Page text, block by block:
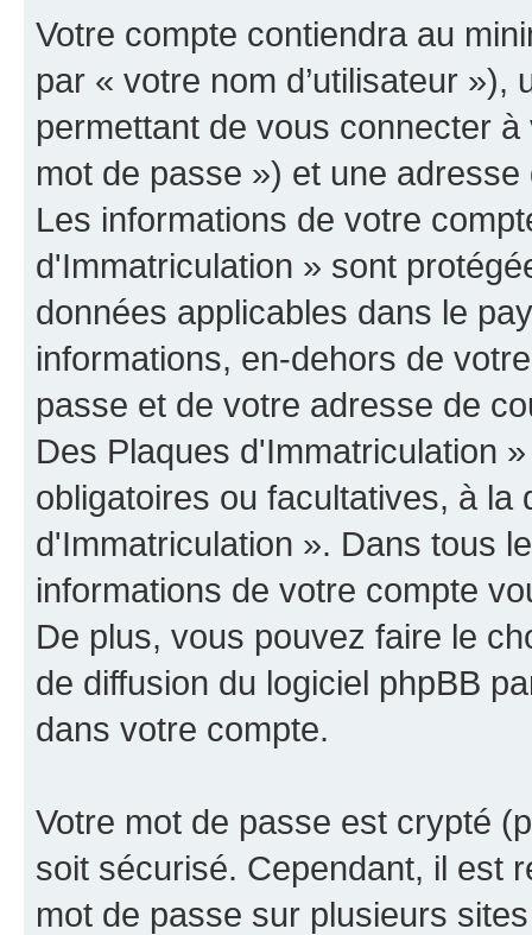
Votre compte contiendra au
par « votre nom d’utilisateur
permettant de vous connecter
mot de passe ») et une
Les informations de votre
d'Immatriculation » sont
données applicables dans le
informations, en-dehors de
passe et de votre adresse de
Des Plaques d'Immatriculation
obligatoires ou facultatives, à
d'Immatriculation ». Dans tous
informations de votre compte
De plus, vous pouvez faire le
de diffusion du logiciel phpBB
dans votre compte.
Votre mot de passe est crypté
soit sécurisé. Cependant, il est
mot de passe sur plusieurs